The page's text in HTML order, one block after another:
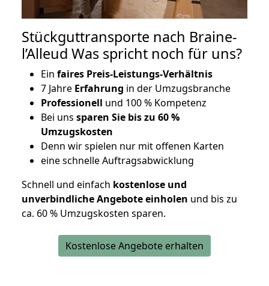
Stückguttransporte nach Braine-
l’Alleud Was spricht noch für uns?
Ein faires Preis-Leistungs-Verhältnis
7 Jahre Erfahrung in der Umzugsbranche
Professionell und 100 % Kompetenz
Bei uns sparen Sie bis zu 60 %
Umzugskosten
Denn wir spielen nur mit offenen Karten
eine schnelle Auftragsabwicklung
Schnell und einfach kostenlose und
unverbindliche Angebote einholen und bis zu
ca. 60 % Umzugskosten sparen.
Kostenlose Angebote erhalten